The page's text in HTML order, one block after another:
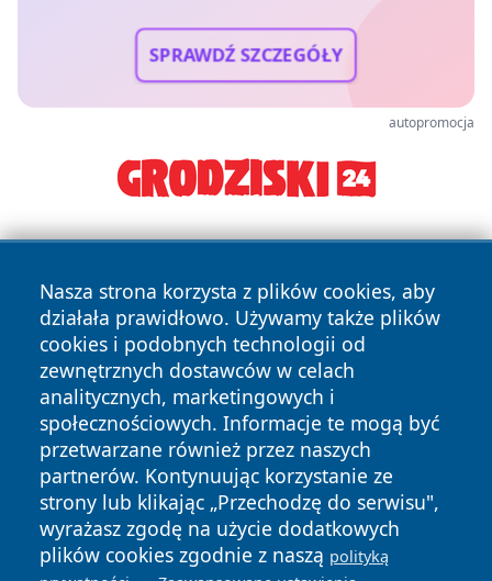
SPRAWDŹ SZCZEGÓŁY
autopromocja
Nasza strona korzysta z plików cookies, aby
działała prawidłowo. Używamy także plików
cookies i podobnych technologii od
zewnętrznych dostawców w celach
analitycznych, marketingowych i
społecznościowych. Informacje te mogą być
przetwarzane również przez naszych
partnerów. Kontynuując korzystanie ze
strony lub klikając „Przechodzę do serwisu",
wyrażasz zgodę na użycie dodatkowych
plików cookies zgodnie z naszą polityką
Copyright © 2026 jastrzebienews.pl Wszystkie prawa
zastrzeżone.
News Autorzy
Polityka
Prywatności
Polityka
Cookies